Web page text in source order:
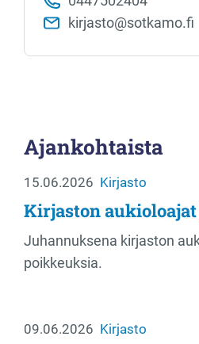
kirjasto@sotkamo.fi
Ajankohtaista
15.06.2026 Kirjasto
Kirjaston
Juhannuksena kirjaston
poikkeuksia.
09.06.2026 Kirjasto